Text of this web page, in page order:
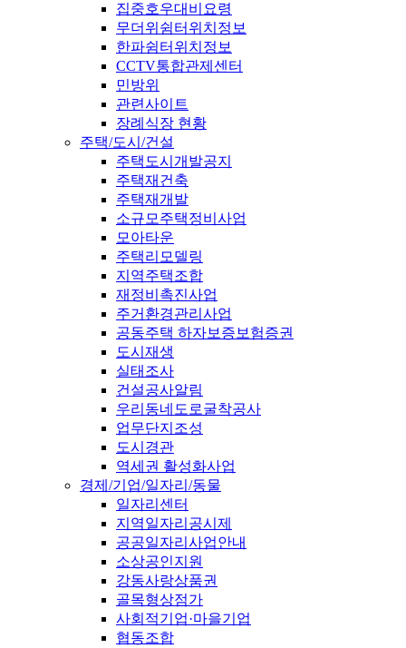
집중호우대비요령
무더위쉼터위치정보
한파쉼터위치정보
CCTV통합관제센터
민방위
관련사이트
장례식장 현황
주택/도시/건설
주택도시개발공지
주택재건축
주택재개발
소규모주택정비사업
모아타운
주택리모델링
지역주택조합
재정비촉진사업
주거환경관리사업
공동주택 하자보증보험증권
도시재생
실태조사
건설공사알림
우리동네도로굴착공사
업무단지조성
도시경관
역세권 활성화사업
경제/기업/일자리/동물
일자리센터
지역일자리공시제
공공일자리사업안내
소상공인지원
강동사랑상품권
골목형상점가
사회적기업·마을기업
협동조합